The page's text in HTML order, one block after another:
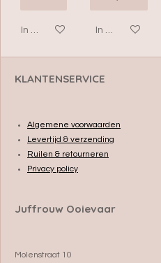
In winkelwagen In winkelwagen
KLANTENSERVICE
Algemene voorwaarden
Levertijd & verzending
Ruilen & retourneren
Privacy policy
Juffrouw Ooievaar
Molenstraat 10